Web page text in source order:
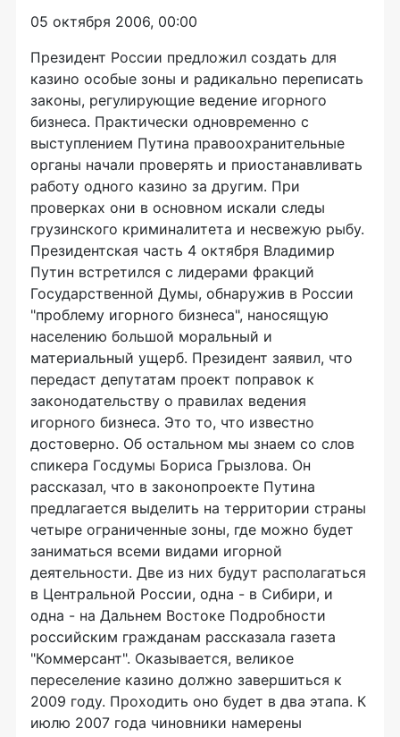
05 октября 2006, 00:00
Президент России предложил создать для
казино особые зоны и радикально переписать
законы, регулирующие ведение игорного
бизнеса. Практически одновременно с
выступлением Путина правоохранительные
органы начали проверять и приостанавливать
работу одного казино за другим. При
проверках они в основном искали следы
грузинского криминалитета и несвежую рыбу.
Президентская часть 4 октября Владимир
Путин встретился с лидерами фракций
Государственной Думы, обнаружив в России
"проблему игорного бизнеса", наносящую
населению большой моральный и
материальный ущерб. Президент заявил, что
передаст депутатам проект поправок к
законодательству о правилах ведения
игорного бизнеса. Это то, что известно
достоверно. Об остальном мы знаем со слов
спикера Госдумы Бориса Грызлова. Он
рассказал, что в законопроекте Путина
предлагается выделить на территории страны
четыре ограниченные зоны, где можно будет
заниматься всеми видами игорной
деятельности. Две из них будут располагаться
в Центральной России, одна - в Сибири, и
одна - на Дальнем Востоке Подробности
российским гражданам рассказала газета
"Коммерсант". Оказывается, великое
переселение казино должно завершиться к
2009 году. Проходить оно будет в два этапа. К
июлю 2007 года чиновники намерены